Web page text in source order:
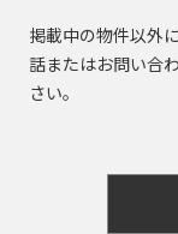
掲載中の物件以外
話またはお問い合
さい。